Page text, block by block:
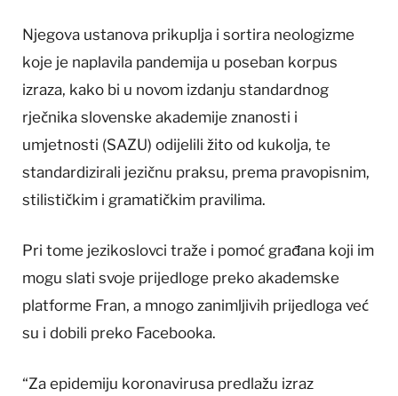
Njegova ustanova prikuplja i sortira neologizme
koje je naplavila pandemija u poseban korpus
izraza, kako bi u novom izdanju standardnog
rječnika slovenske akademije znanosti i
umjetnosti (SAZU) odijelili žito od kukolja, te
standardizirali jezičnu praksu, prema pravopisnim,
stilističkim i gramatičkim pravilima.
Pri tome jezikoslovci traže i pomoć građana koji im
mogu slati svoje prijedloge preko akademske
platforme Fran, a mnogo zanimljivih prijedloga već
su i dobili preko Facebooka.
“Za epidemiju koronavirusa predlažu izraz